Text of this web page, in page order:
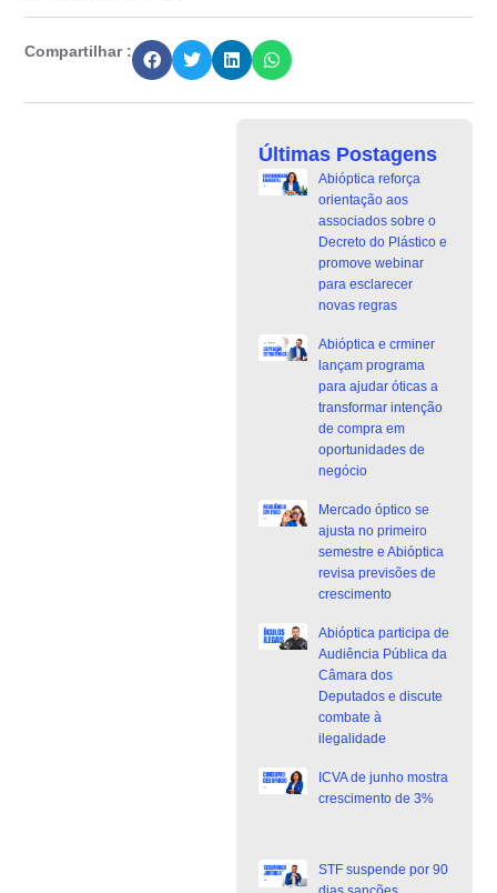
Compartilhar :
Últimas Postagens
Abióptica reforça
orientação aos
associados sobre o
Decreto do Plástico e
promove webinar
para esclarecer
novas regras
Abióptica e crminer
lançam programa
para ajudar óticas a
transformar intenção
de compra em
oportunidades de
negócio
Mercado óptico se
ajusta no primeiro
semestre e Abióptica
revisa previsões de
crescimento
Abióptica participa de
Audiência Pública da
Câmara dos
Deputados e discute
combate à
ilegalidade
ICVA de junho mostra
crescimento de 3%
STF suspende por 90